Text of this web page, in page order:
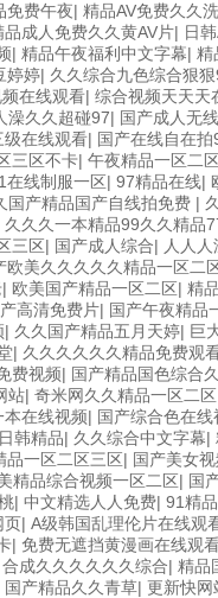
免费午夜| 精品AV免费久久
品成人免费久久黄AV片| 日
| 精品午夜福利中文字幕| 精
婷婷| 久久综合九色综合狠
在线观看| 综合视频天天天
澡久久超碰97| 国产成人无
级在线观看| 国产在线自在
三区不卡| 午夜精品一区二
在线制服一区| 97精品在线|
国产精品国产自线拍免费 |
久久久一本精品99久久精品
三区| 国产成人综合| 人人
欧美久久久久久精品一区二
| 欧美国产精品一区二区| 精
高清免费片| 国产午夜精品
| 久久国产精品五月天婷| 巨
| 久久久久久久精品免费观
费视频| 国产精品国色综合
站| 奇米网久久精品一区二区
本在线视频| 国产综合色在
韩精品| 久久综合中文字幕|
品一区二区三区| 国产美女
精品综合视频一区二区| 国
| 中文精选人人免费| 91精
页| A级韩国乱理伦片在线观
| 免费无遮挡黄漫画在线观
合成久久久久久久综合| 精品
国产精品久久青草| 更新快网